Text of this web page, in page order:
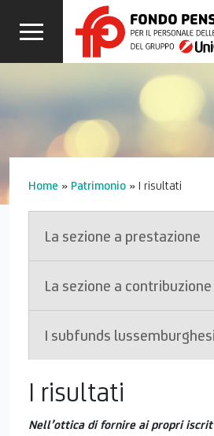
CALCOLA
LA TUA
PENSIONE
Home » Patrimonio » I risultati
La sezione a prestazione
La sezione a contribuzione
I subfunds lussemburghesi
I risultati
Nell’ottica di fornire ai propri